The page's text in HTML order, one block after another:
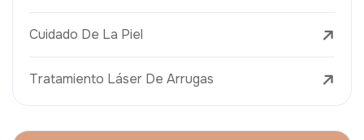
Cuidado De La Piel
Tratamiento Láser De Arrugas